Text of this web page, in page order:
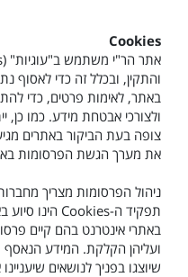
Cookies
אתר הר"י משתמש ב"עוגיות" (
והתקין, ובכלל זה כדי לאסוף
באתר, לאימות פרטים, כדי
ולצורכי אבטחת מידע. כמו
צופה בעת הביקור באתרים
את מערך הגשת הפרסומות
ניהול הפרסומות מצריך
תפקיד ה-Cookies הינו סיוע
באתרי אינטרנט בהם קיים
ועליהן הקלקת. המידע
שיוצגו בפניך לנושאים